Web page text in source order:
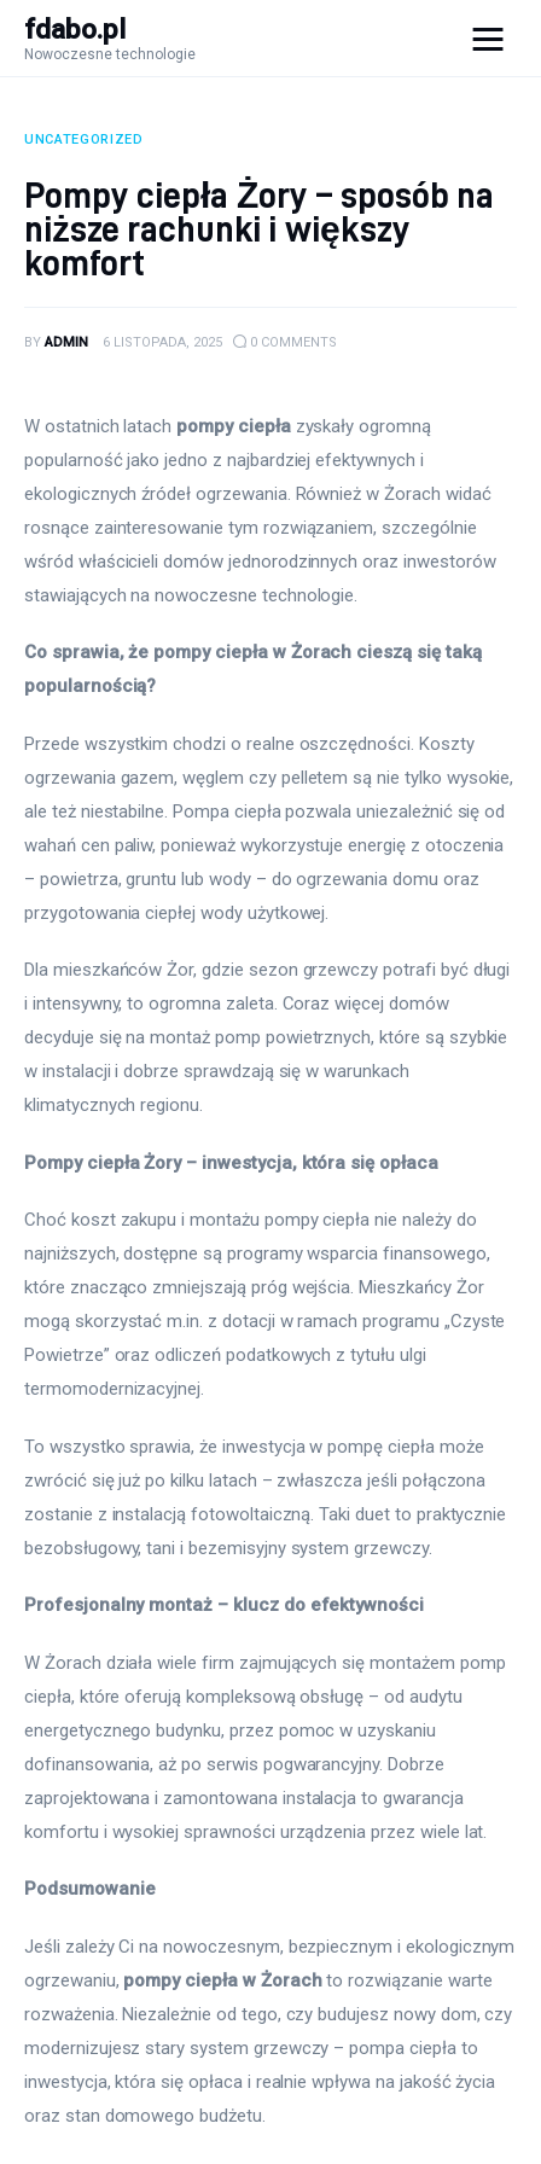
fdabo.pl
Nowoczesne technologie
fdabo.pl
Nowoczesne technologie
Informatyka
Porady
UNCATEGORIZED
Pompy ciepła Żory – sposób na
niższe rachunki i większy
komfort
BY ADMIN 6 LISTOPADA, 2025 0 COMMENTS
W ostatnich latach pompy ciepłazyskały ogromną
popularność jako jedno z najbardziej efektywnych i
ekologicznych źródeł ogrzewania. Również w Żorach widać
rosnące zainteresowanie tym rozwiązaniem, szczególnie
wśród właścicieli domów jednorodzinnych oraz inwestorów
stawiających na nowoczesne technologie.
Co sprawia, że pompy ciepła w Żorach cieszą się taką
popularnością?
Przede wszystkim chodzi o realne oszczędności. Koszty
ogrzewania gazem, węglem czy pelletem są nie tylko wysokie,
ale też niestabilne. Pompa ciepła pozwala uniezależnić się od
wahań cen paliw, ponieważ wykorzystuje energię z otoczenia
– powietrza, gruntu lub wody – do ogrzewania domu oraz
przygotowania ciepłej wody użytkowej.
Dla mieszkańców Żor, gdzie sezon grzewczy potrafi być długi
i intensywny, to ogromna zaleta. Coraz więcej domów
decyduje się na montaż pomp powietrznych, które są szybkie
w instalacji i dobrze sprawdzają się w warunkach
klimatycznych regionu.
Pompy ciepła Żory – inwestycja, która się opłaca
Choć koszt zakupu i montażu pompy ciepła nie należy do
najniższych, dostępne są programy wsparcia finansowego,
które znacząco zmniejszają próg wejścia. Mieszkańcy Żor
mogą skorzystać m.in. z dotacji w ramach programu „Czyste
Powietrze” oraz odliczeń podatkowych z tytułu ulgi
termomodernizacyjnej.
To wszystko sprawia, że inwestycja w pompę ciepła może
zwrócić się już po kilku latach – zwłaszcza jeśli połączona
zostanie z instalacją fotowoltaiczną. Taki duet to praktycznie
bezobsługowy, tani i bezemisyjny system grzewczy.
Profesjonalny montaż – klucz do efektywności
W Żorach działa wiele firm zajmujących się montażem pomp
ciepła, które oferują kompleksową obsługę – od audytu
energetycznego budynku, przez pomoc w uzyskaniu
dofinansowania, aż po serwis pogwarancyjny. Dobrze
zaprojektowana i zamontowana instalacja to gwarancja
komfortu i wysokiej sprawności urządzenia przez wiele lat.
Podsumowanie
Jeśli zależy Ci na nowoczesnym, bezpiecznym i ekologicznym
ogrzewaniu, pompy ciepła w Żorachto rozwiązanie warte
rozważenia. Niezależnie od tego, czy budujesz nowy dom, czy
modernizujesz stary system grzewczy – pompa ciepła to
inwestycja, która się opłaca i realnie wpływa na jakość życia
oraz stan domowego budżetu.